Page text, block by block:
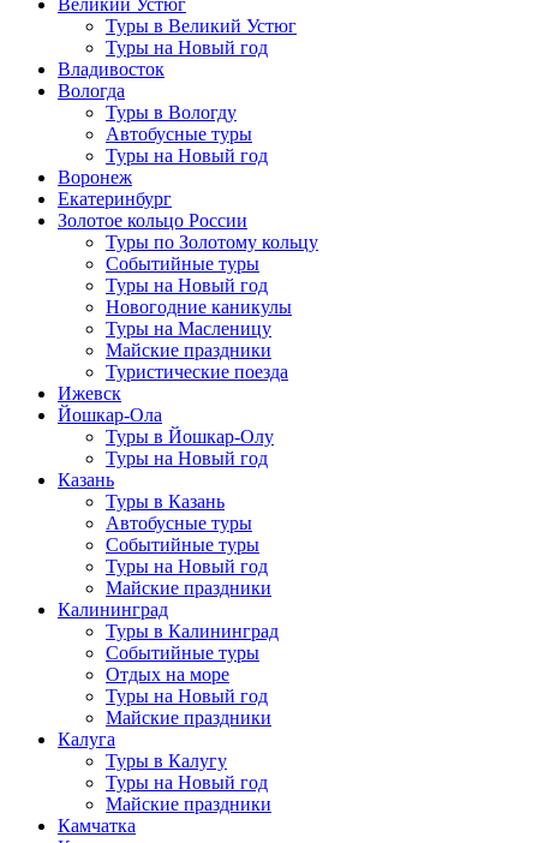
Туры в Великий Устюг
Туры на Новый год
Владивосток
Вологда
Туры в Вологду
Автобусные туры
Туры на Новый год
Воронеж
Екатеринбург
Золотое кольцо России
Туры по Золотому кольцу
Событийные туры
Туры на Новый год
Новогодние каникулы
Туры на Масленицу
Майские праздники
Туристические поезда
Ижевск
Йошкар-Ола
Туры в Йошкар-Олу
Туры на Новый год
Казань
Туры в Казань
Автобусные туры
Событийные туры
Туры на Новый год
Майские праздники
Калининград
Туры в Калининград
Событийные туры
Отдых на море
Туры на Новый год
Майские праздники
Калуга
Туры в Калугу
Туры на Новый год
Майские праздники
Камчатка